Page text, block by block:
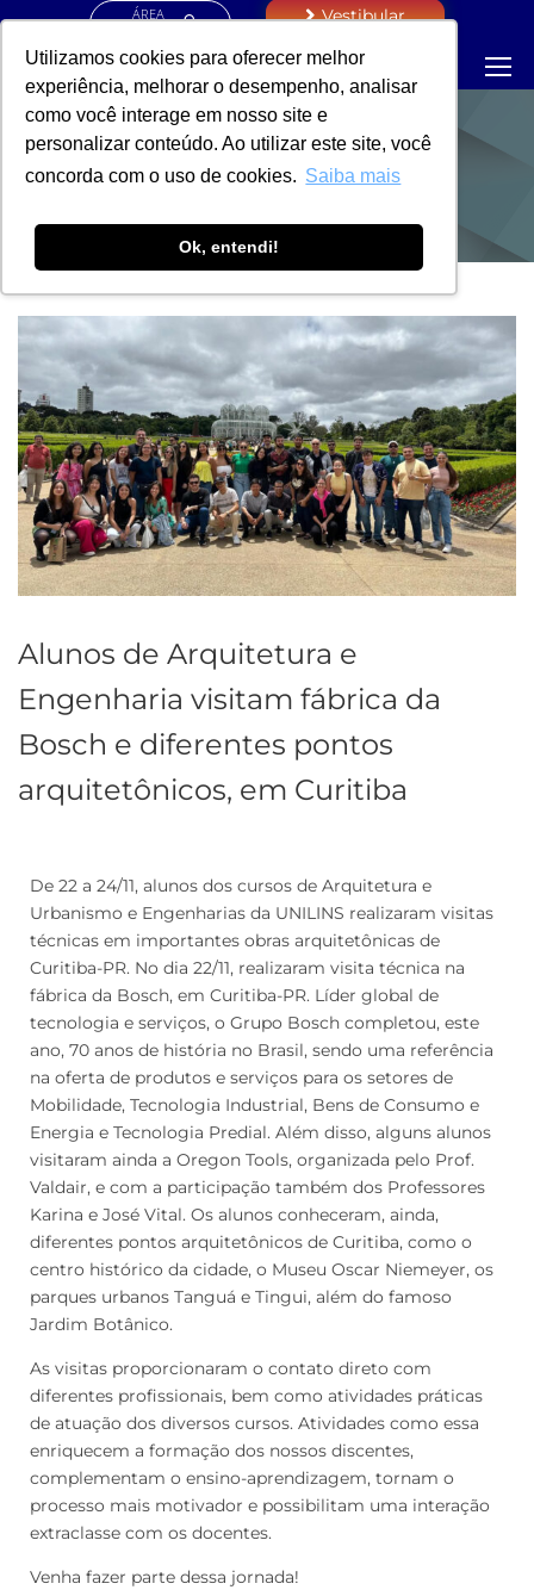
Utilizamos cookies para oferecer melhor
experiência, melhorar o desempenho, analisar
como você interage em nosso site e
personalizar conteúdo. Ao utilizar este site, você
concorda com o uso de cookies. Saiba mais
Ok, entendi!
ÁREA
Vestibular
NOTÍCIAS
Alunos de Arquitetura e
Engenharia visitam fábrica da
Bosch e diferentes pontos
arquitetônicos, em Curitiba
De 22 a 24/11, alunos dos cursos de Arquitetura e
Urbanismo e Engenharias da UNILINS realizaram visitas
técnicas em importantes obras arquitetônicas de
Curitiba-PR. No dia 22/11, realizaram visita técnica na
fábrica da Bosch, em Curitiba-PR. Líder global de
tecnologia e serviços, o Grupo Bosch completou, este
ano, 70 anos de história no Brasil, sendo uma referência
na oferta de produtos e serviços para os setores de
Mobilidade, Tecnologia Industrial, Bens de Consumo e
Energia e Tecnologia Predial. Além disso, alguns alunos
visitaram ainda a Oregon Tools, organizada pelo Prof.
Valdair, e com a participação também dos Professores
Karina e José Vital. Os alunos conheceram, ainda,
diferentes pontos arquitetônicos de Curitiba, como o
centro histórico da cidade, o Museu Oscar Niemeyer, os
parques urbanos Tanguá e Tingui, além do famoso
Jardim Botânico.
As visitas proporcionaram o contato direto com
diferentes profissionais, bem como atividades práticas
de atuação dos diversos cursos. Atividades como essa
enriquecem a formação dos nossos discentes,
complementam o ensino-aprendizagem, tornam o
processo mais motivador e possibilitam uma interação
extraclasse com os docentes.
Venha fazer parte dessa jornada!